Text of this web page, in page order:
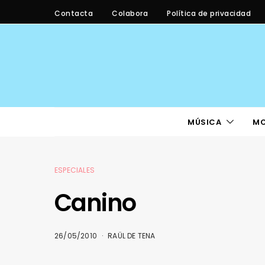
Contacta Colabora Política de privacidad
MÚSICA
ESPECIALES
Canino
26/05/2010 RAÜL DE TENA